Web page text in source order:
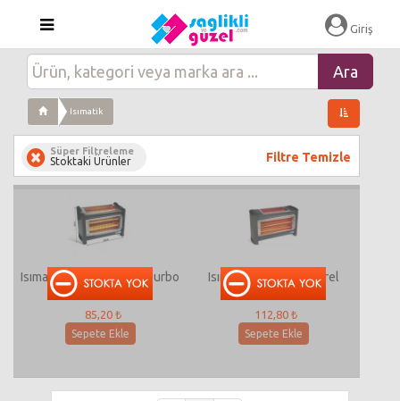
Giriş
Isımatik
Süper Filtreleme
Stoktaki Ürünler Filtre Temizle
Isımatik 511 Eko Dikey Turbo
1800W 2+1 Isıtıcı
85,20 ₺
Sepete Ekle
Isımatik 502 Lüx Naturel
3000W 3+1 Isıtıcı
112,80 ₺
Sepete Ekle